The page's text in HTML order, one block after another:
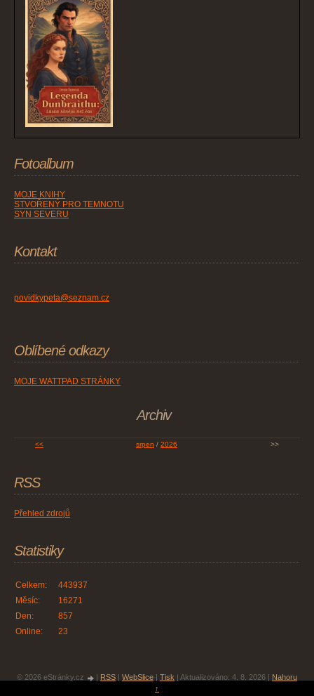
Fotoalbum
MOJE KNIHY
STVOŘENÝ PRO TEMNOTU
SYN SEVERU
Kontakt
povidkypeta@seznam.cz
Oblíbené odkazy
MOJE WATTPAD STRÁNKY
Archiv
<< srpen / 2026 >>
RSS
Přehled zdrojů
Statistiky
Online: 23
Celkem:
443937
Měsíc:
16271
Den:
857
© 2026 eStránky.cz RSS WebSlice Tisk Aktualizováno: 4. 8. 2026
Nahoru
↑